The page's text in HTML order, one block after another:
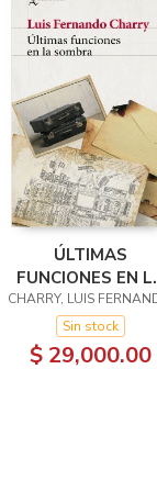
ÚLTIMAS
FUNCIONES EN
SOMBRA
CHARRY, LUIS
Sin stock
$ 29,000.00